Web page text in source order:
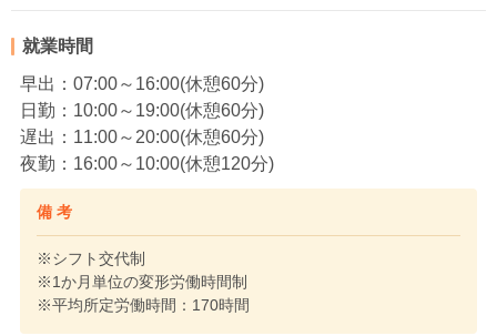
就業時間
早出：07:00～16:00(休憩60分)
日勤：10:00～19:00(休憩60分)
遅出：11:00～20:00(休憩60分)
夜勤：16:00～10:00(休憩120分)
備 考
※シフト交代制
※1か月単位の変形労働時間制
※平均所定労働時間：170時間